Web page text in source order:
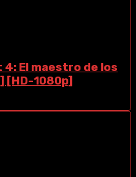
El maestro de los
[HD-1080p]